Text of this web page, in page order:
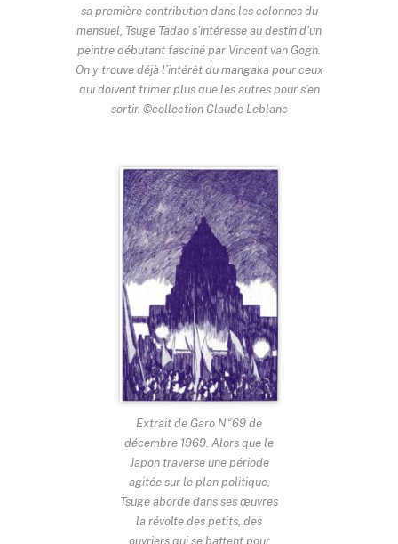
sa première contribution dans les colonnes du
mensuel, Tsuge Tadao s’intéresse au destin d’un
peintre débutant fasciné par Vincent van Gogh.
On y trouve déjà l’intérêt du mangaka pour ceux
qui doivent trimer plus que les autres pour s’en
sortir. ©collection Claude Leblanc
Extrait de Garo N°69 de
décembre 1969. Alors que le
Japon traverse une période
agitée sur le plan politique,
Tsuge aborde dans ses œuvres
la révolte des petits, des
ouvriers qui se battent pour